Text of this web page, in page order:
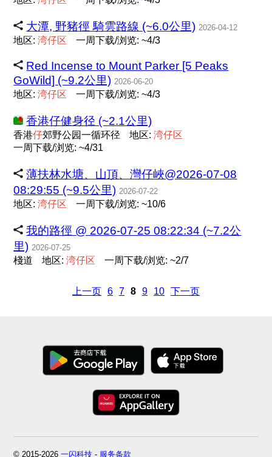
大潭, 野豬徑 騎雲路線 (~6.0公里) 2026-04-12
地区:湾仔区 一周下载/浏览: ~4/3
Red Incense to Mount Parker [5 Peaks
GoWild] (~9.2公里) 2026-06-20
地区:湾仔区 一周下载/浏览: ~4/3
香港仔健身径 (~2.1公里)
香港仔郊野公园一循环径 地区:湾仔区
一周下载/浏览: ~4/31
薄扶林水塘、山頂、灣仔峽@2026-07-08
08:29:55 (~9.5公里) 2026-07-22
地区:湾仔区 一周下载/浏览: ~10/6
我的路徑 @ 2026-07-25 08:22:34 (~7.2公
里) 2026-07-25
棧道 地区:湾仔区 一周下载/浏览: ~2/7
上一页 6 7 8 9 10 下一页
© 2015-2026一闪科技 - 服务条款